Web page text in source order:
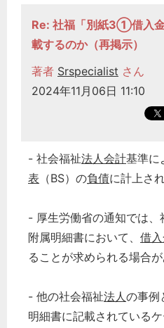
Re: 社福「別紙3①借入
載するのか（再掲示）
著者 Srspecialist さん
2024年11月06日 11:10
- 社会福祉法人会計基準に
表 （BS）の負債に計上さ
- 厚生労働省の通知では、
附属明細書において、 借
ることが求められる場合が
- 他の社会福祉法人の事例
明細書に記載されている